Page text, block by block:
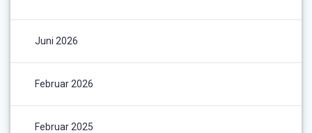
Juni 2026
Februar 2026
Februar 2025